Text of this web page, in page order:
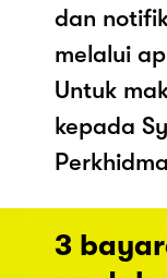
dan
melalui
Untuk
kepada
3